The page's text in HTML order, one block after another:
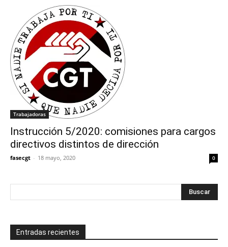
Trabajadoras
Instrucción 5/2020: comisiones para cargos
directivos distintos de dirección
fasecgt - 18 mayo, 2020 0
Entradas recientes